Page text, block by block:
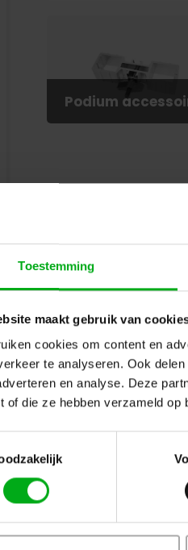
Toestemming
maakt gebruik van
cookies om content en
te analyseren. Ook
en analyse. Deze
of die ze hebben verzameld
Podium